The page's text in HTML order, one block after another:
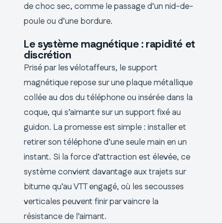
de choc sec, comme le passage d’un nid-de-
poule ou d’une bordure.
Le système magnétique : rapidité et
discrétion
Prisé par les vélotaffeurs, le support
magnétique repose sur une plaque métallique
collée au dos du téléphone ou insérée dans la
coque, qui s’aimante sur un support fixé au
guidon. La promesse est simple : installer et
retirer son téléphone d’une seule main en un
instant. Si la force d’attraction est élevée, ce
système convient davantage aux trajets sur
bitume qu’au VTT engagé, où les secousses
verticales peuvent finir par vaincre la
résistance de l’aimant.